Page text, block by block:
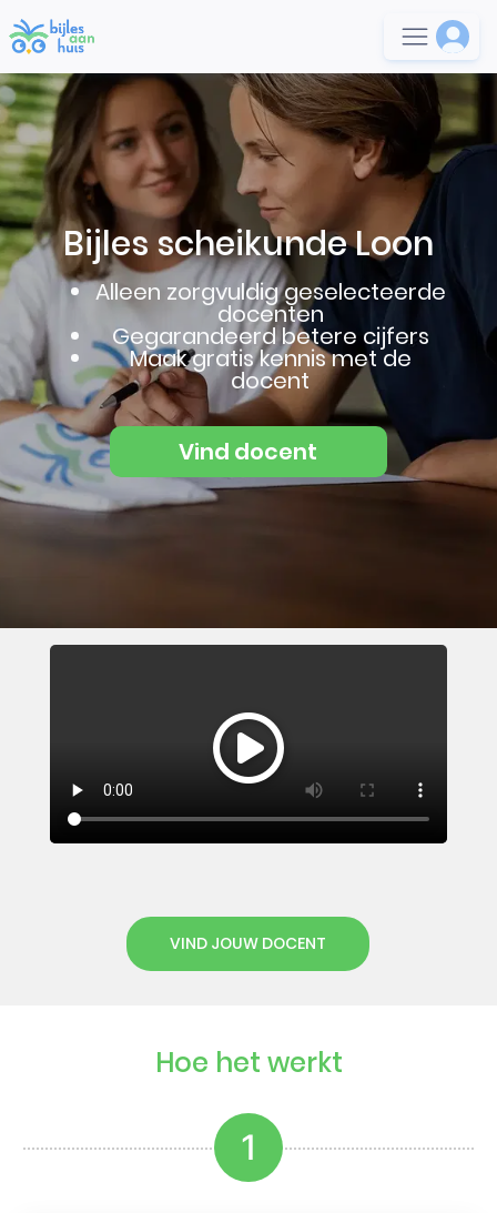
Bijles scheikunde Loon
Alleen zorgvuldig geselecteerde
docenten
Gegarandeerd betere cijfers
Maak gratis kennis met de
docent
Vind docent
VIND JOUW DOCENT
Hoe het werkt
1